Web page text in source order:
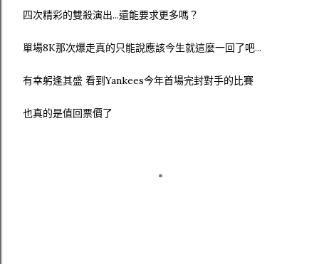
四次精彩的雙殺演出...還能要求更多嗎？
單場8K那次爆走真的只能說應該今生就這麼一回了吧...
有幸躬逢其盛 看到Yankees今年首場完封對手的比賽
也真的是值回票價了